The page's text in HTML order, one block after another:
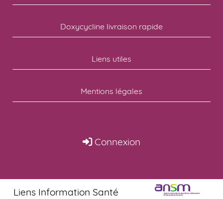
Doxycycline livraison rapide
Liens utiles
Mentions légales
Connexion
Liens Information Santé